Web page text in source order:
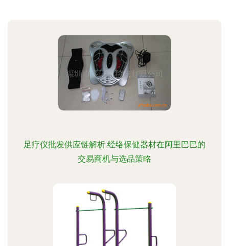
足疗仪批发供应链解析 经络保健器材在阿里巴巴的
交易商机与选品策略